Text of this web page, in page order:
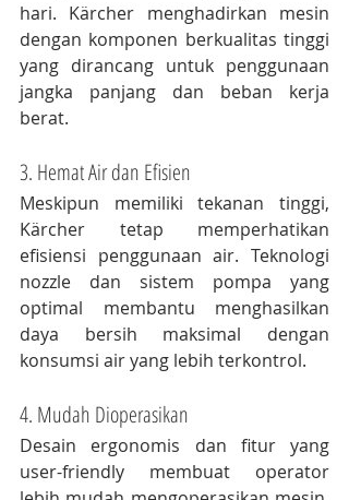
hari. Kärcher menghadirkan mesin
dengan komponen berkualitas tinggi
yang dirancang untuk penggunaan
jangka panjang dan beban kerja
berat.
3. Hemat Air dan Efisien
Meskipun memiliki tekanan tinggi,
Kärcher tetap memperhatikan
efisiensi penggunaan air. Teknologi
nozzle dan sistem pompa yang
optimal membantu menghasilkan
daya bersih maksimal dengan
konsumsi air yang lebih terkontrol.
4. Mudah Dioperasikan
Desain ergonomis dan fitur yang
user-friendly membuat operator